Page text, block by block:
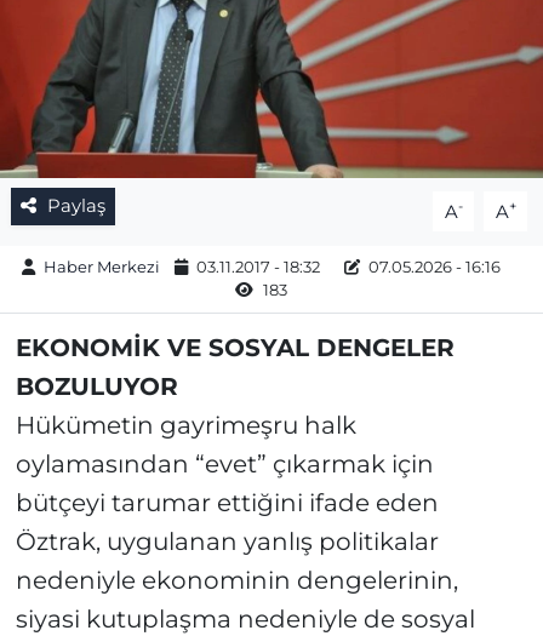
Paylaş A- A+
Haber Merkezi 03.11.2017 - 18:32
07.05.2026 - 16:16
183
EKONOMİK VE SOSYAL DENGELER
BOZULUYOR
Hükümetin gayrimeşru halk
oylamasından “evet” çıkarmak için
bütçeyi tarumar ettiğini ifade eden
Öztrak, uygulanan yanlış politikalar
nedeniyle ekonominin dengelerinin,
siyasi kutuplaşma nedeniyle de sosyal